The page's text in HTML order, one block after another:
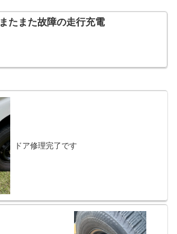
またまた故障の走行充電
ドア修理完了です